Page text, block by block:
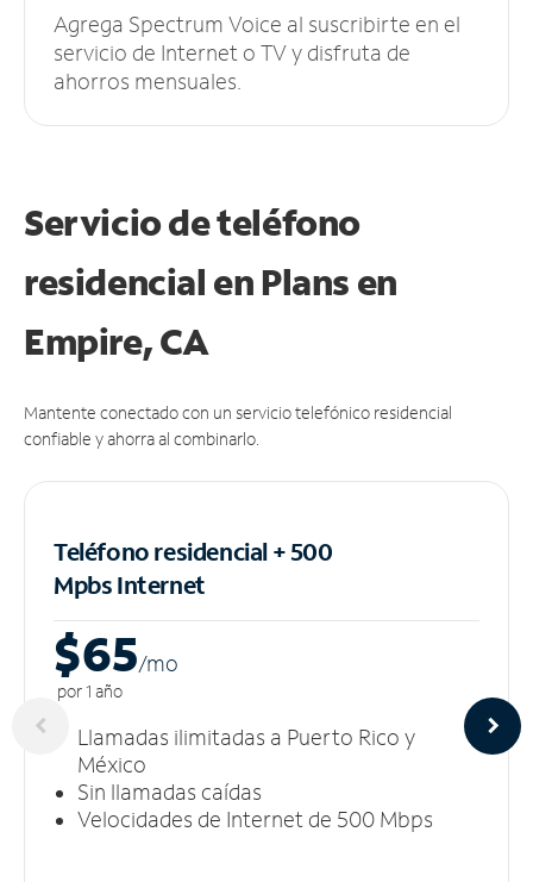
Agrega Spectrum Voice al suscribirte en el
servicio de Internet o TV y disfruta de
ahorros mensuales.
Servicio de teléfono
residencial en Plans en
Empire, CA
Mantente conectado con un servicio telefónico residencial
confiable y ahorra al combinarlo.
Teléfono residencial + 500
MpbsInternet
$65/mo
por 1 año
Llamadas ilimitadas a Puerto Rico y
México
Sin llamadas caídas
Velocidades de Internet de 500 Mbps